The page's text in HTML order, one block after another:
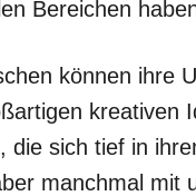
Bereichen
können ihre
kreativen
die sich tief in
manchmal mit